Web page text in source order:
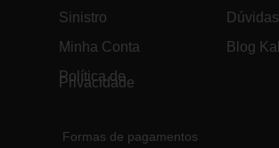
Sinistro
Minha Conta
Política de
Privacidade
Dúvidas
Blog
Formas de pagamentos